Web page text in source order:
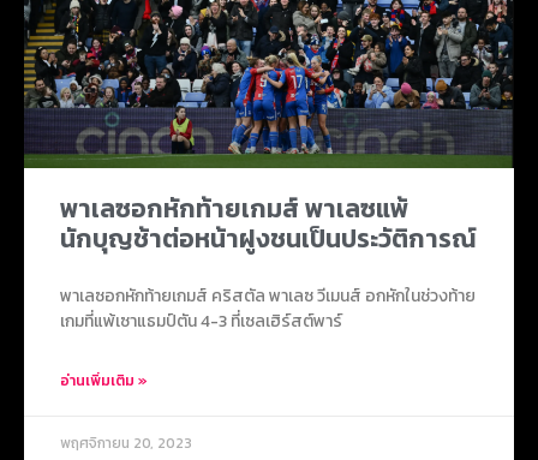
พาเลซอกหักท้ายเกมส์ พาเลซแพ้
นักบุญช้าต่อหน้าฝูงชนเป็นประวัติการณ์
พาเลซอกหักท้ายเกมส์ คริสตัล พาเลซ วีเมนส์ อกหักในช่วงท้าย
เกมที่แพ้เซาแธมป์ตัน 4-3 ที่เซลเฮิร์สต์พาร์
อ่านเพิ่มเติม »
พฤศจิกายน 20, 2023